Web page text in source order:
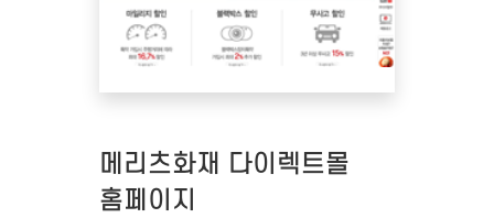
메리츠화재 다이렉트몰
홈페이지